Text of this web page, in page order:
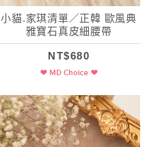
小貓.家琪清單／正韓 歐風典
雅寶石真皮細腰帶
NT$680